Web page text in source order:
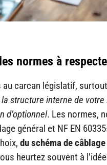
normes à
au carcan législatif,
structure interne de
d’optionnel. Les normes,
général et NF EN
du schéma de
heurtez souvent à